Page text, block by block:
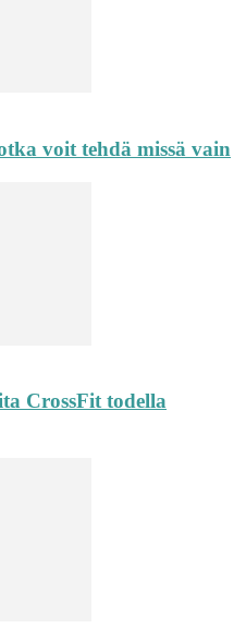
voit tehdä missä vain
CrossFit todella